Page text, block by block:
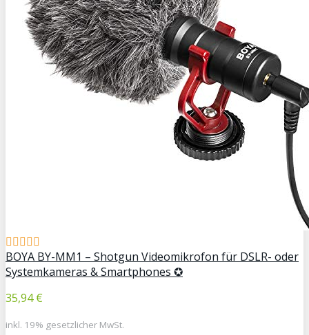
BOYA BY-MM1 – Shotgun Videomikrofon für DSLR- oder
Systemkameras & Smartphones ✪
35,94 €
inkl. 19% gesetzlicher MwSt.